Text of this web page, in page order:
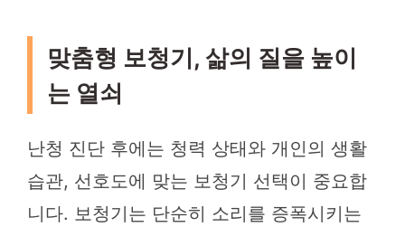
맞춤형 보청기, 삶의 질을 높이
는 열쇠
난청 진단 후에는 청력 상태와 개인의 생활
습관, 선호도에 맞는 보청기 선택이 중요합
니다. 보청기는 단순히 소리를 증폭시키는